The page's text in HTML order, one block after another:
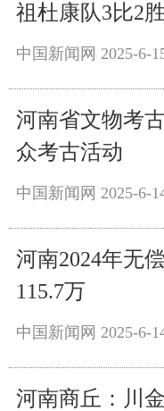
祖杜康队3比2
中国新闻网 2025-6-
河南省文物考
众考古活动
中国新闻网 2025-6-
河南2024年无
115.7万
中国新闻网 2025-6-
河南商丘：川